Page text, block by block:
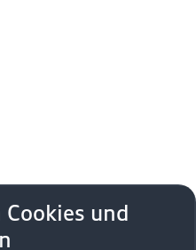
Zurück nach oben
und